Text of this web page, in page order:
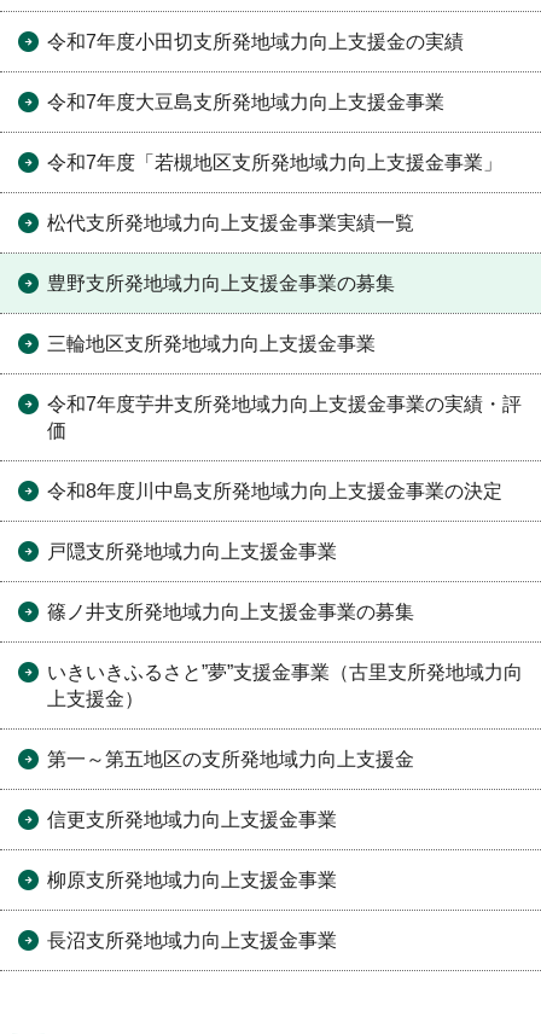
令和7年度小田切支所発地域力向上支援金の実績
令和7年度大豆島支所発地域力向上支援金事業
令和7年度「若槻地区支所発地域力向上支援金事業」
松代支所発地域力向上支援金事業実績一覧
豊野支所発地域力向上支援金事業の募集
三輪地区支所発地域力向上支援金事業
令和7年度芋井支所発地域力向上支援金事業の実績・評
価
令和8年度川中島支所発地域力向上支援金事業の決定
戸隠支所発地域力向上支援金事業
篠ノ井支所発地域力向上支援金事業の募集
いきいきふるさと”夢”支援金事業（古里支所発地域力向
上支援金）
第一～第五地区の支所発地域力向上支援金
信更支所発地域力向上支援金事業
柳原支所発地域力向上支援金事業
長沼支所発地域力向上支援金事業